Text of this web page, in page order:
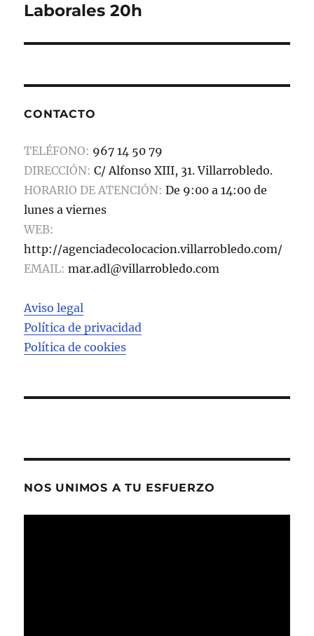
siguiente:
Laborales 20h
CONTACTO
TELÉFONO: 967 14 50 79
DIRECCIÓN: C/ Alfonso XIII, 31. Villarrobledo.
HORARIO DE ATENCIÓN: De 9:00 a 14:00 de
lunes a viernes
WEB:
http://agenciadecolocacion.villarrobledo.com/
EMAIL: mar.adl@villarrobledo.com
Aviso legal
Política de privacidad
Política de cookies
NOS UNIMOS A TU ESFUERZO